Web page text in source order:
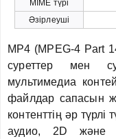
MIME түрі
Әзірлеуші
MP4 (MPEG-4 Part
суреттер мен
мультимедиа
файлдар сапасын
контенттің әр
аудио, 2D және